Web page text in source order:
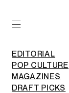
EDITORIAL
POP CULTURE
MAGAZINES
DRAFT PICKS
FASHION